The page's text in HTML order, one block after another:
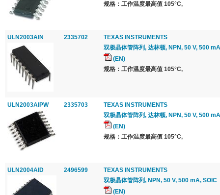
规格：工作温度最高值 105°C,
ULN2003AIN 2335702
TEXAS INSTRUMENTS
双极晶体管阵列, 达林顿, NPN, 50 V, 500
(EN)
规格：工作温度最高值 105°C,
ULN2003AIPW 2335703
TEXAS INSTRUMENTS
双极晶体管阵列, 达林顿, NPN, 50 V, 500
(EN)
规格：工作温度最高值 105°C,
ULN2004AID 2496599
TEXAS INSTRUMENTS
双极晶体管阵列, NPN, 50 V, 500 mA, SOIC
(EN)